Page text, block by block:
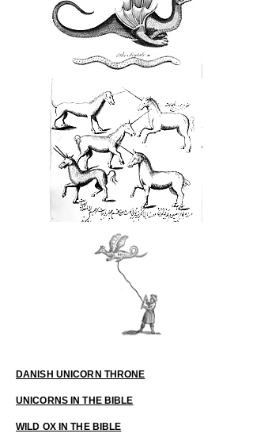
DANISH UNICORN THRONE
UNICORNS IN THE BIBLE
WILD OX IN THE BIBLE